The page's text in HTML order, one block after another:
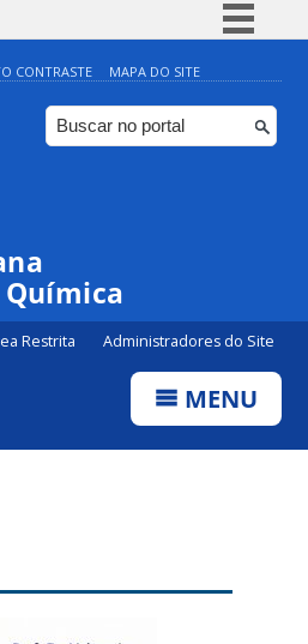
Simplifique!
Comunica BR
Participe
CONTRASTE MAPA DO SITE
Restrita Administradores do Site
MENU